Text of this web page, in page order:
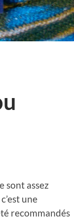
sont assez
une
recommandés